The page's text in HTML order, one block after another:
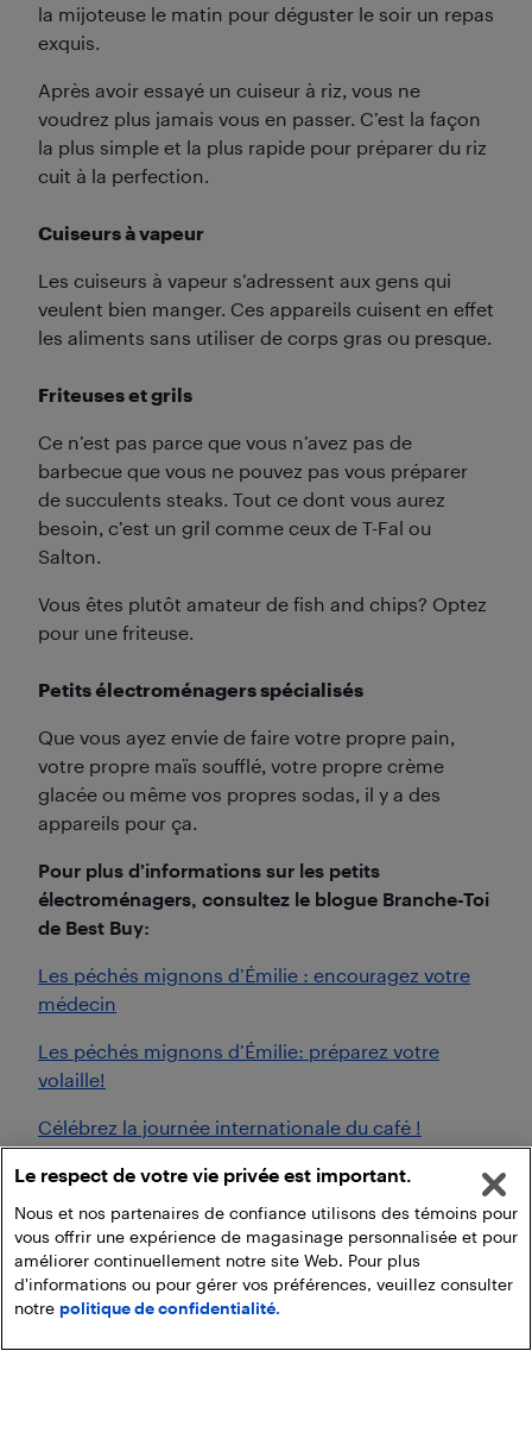
la mijoteuse le matin pour déguster le soir un repas
exquis.
Après avoir essayé un cuiseur à riz, vous ne
voudrez plus jamais vous en passer. C’est la façon
la plus simple et la plus rapide pour préparer du riz
cuit à la perfection.
Cuiseurs à vapeur
Les cuiseurs à vapeur s’adressent aux gens qui
veulent bien manger. Ces appareils cuisent en effet
les aliments sans utiliser de corps gras ou presque.
Friteuses et grils
Ce n’est pas parce que vous n’avez pas de
barbecue que vous ne pouvez pas vous préparer
de succulents steaks. Tout ce dont vous aurez
besoin, c’est un gril comme ceux de T-Fal ou
Salton.
Vous êtes plutôt amateur de fish and chips? Optez
pour une friteuse.
Petits électroménagers spécialisés
Que vous ayez envie de faire votre propre pain,
votre propre maïs soufflé, votre propre crème
glacée ou même vos propres sodas, il y a des
appareils pour ça.
Pour plus d’informations sur les petits
électroménagers, consultez le blogue Branche-Toi
de Best Buy:
Les péchés mignons d’Émilie : encouragez votre
médecin
Les péchés mignons d’Émilie: préparez votre
volaille!
Célébrez la journée internationale du café !
Mon évaluation du découpeur en spirale de
KitchenAid
Le respect de votre vie privée est important.
Nous et nos partenaires de confiance utilisons des témoins pour
vous offrir une expérience de magasinage personnalisée et pour
améliorer continuellement notre site Web. Pour plus
d'informations ou pour gérer vos préférences, veuillez consulter
notre politique de confidentialité.